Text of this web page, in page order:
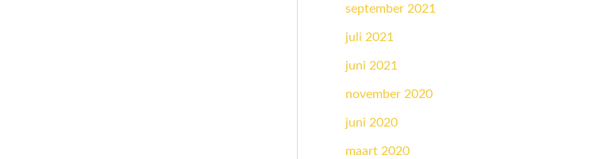
september 2021
juli 2021
juni 2021
november 2020
juni 2020
maart 2020